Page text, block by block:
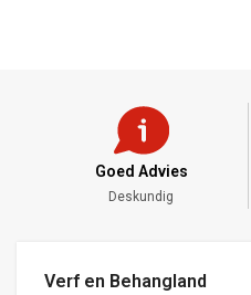
Goed Advies
Deskundig
Verf en Behangland